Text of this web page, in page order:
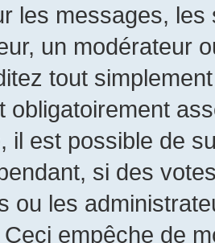
les messages,
un modérateur
tout
obligatoirement
il est possible de
si des
ou les
empêche de